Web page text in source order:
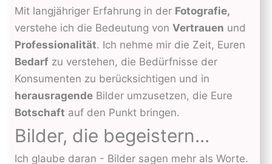
Mit langjähriger Erfahrung in der Fotografie,
verstehe ich die Bedeutung von Vertrauen und
Professionalität. Ich nehme mir die Zeit, Euren
Bedarf zu verstehen, die Bedürfnisse der
Konsumenten zu berücksichtigen und in
herausragende Bilder umzusetzen, die Eure
Botschaft auf den Punkt bringen.
Bilder, die begeistern...
Ich glaube daran - Bilder sagen mehr als Worte.